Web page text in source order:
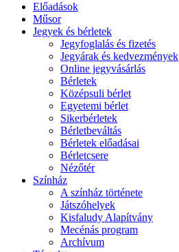
Előadások
Műsor
Jegyek és bérletek
Jegyfoglalás és fizetés
Jegyárak és kedvezmények
Online jegyvásárlás
Bérletek
Középsuli bérlet
Egyetemi bérlet
Sikerbérletek
Bérletbeváltás
Bérletek előadásai
Bérletcsere
Nézőtér
Színház
A színház története
Játszóhelyek
Kisfaludy Alapítvány
Mecénás program
Archívum